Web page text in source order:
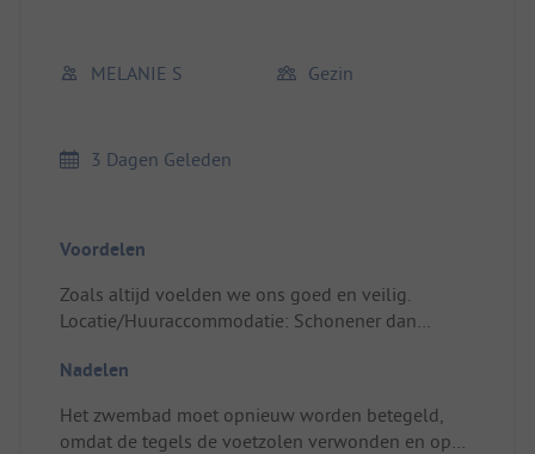
MELANIE S Gezin
3 Dagen Geleden
Voordelen
Zoals altijd voelden we ons goed en veilig.
Locatie/Huuraccommodatie: Schonener dan
Nadelen
Het zwembad moet opnieuw worden betegeld,
omdat de tegels de voetzolen verwonden en op